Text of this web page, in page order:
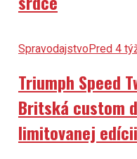
SpravodajstvoPred 4
Triumph Speed
Britská custom
limitovanej